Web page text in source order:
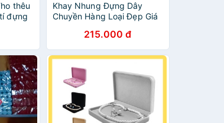
thêu
đựng
Khay Nhung Đựng Dây
Chuyền Hàng Loại Đẹp Giá
215.000 đ